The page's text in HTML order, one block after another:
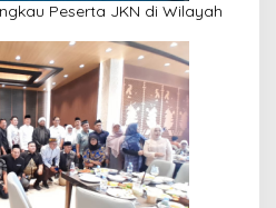
Peserta JKN di Wilayah